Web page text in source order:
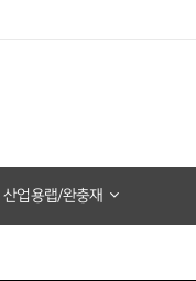
산업용랩/완충재